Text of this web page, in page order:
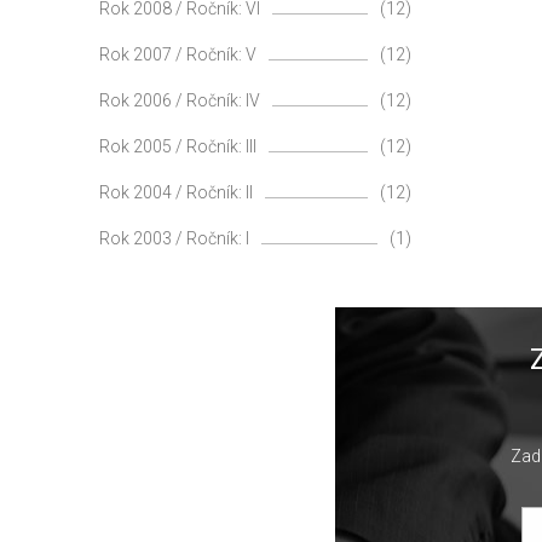
Rok 2008 / Ročník: VI (12)
Rok 2007 / Ročník: V (12)
Rok 2006 / Ročník: IV (12)
Rok 2005 / Ročník: III (12)
Rok 2004 / Ročník: II (12)
Rok 2003 / Ročník: I (1)